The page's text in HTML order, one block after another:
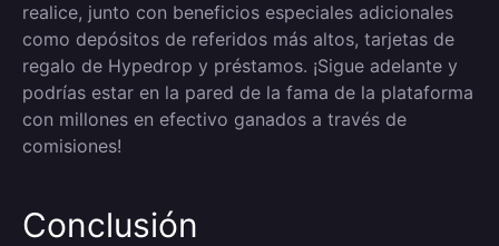
realice, junto con beneficios especiales adicionales
como depósitos de referidos más altos, tarjetas de
regalo de Hypedrop y préstamos. ¡Sigue adelante y
podrías estar en la pared de la fama de la plataforma
con millones en efectivo ganados a través de
comisiones!
Conclusión